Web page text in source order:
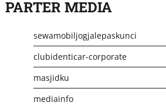
PARTER MEDIA
sewamobiljogjalepaskunci
clubidenticar-corporate
masjidku
mediainfo